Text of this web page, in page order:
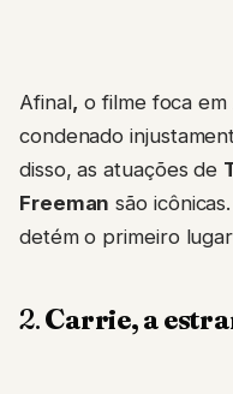
Afinal, o filme foca em
condenado
disso, as atuações de
Freeman são
detém o primeiro
2.Carrie, a